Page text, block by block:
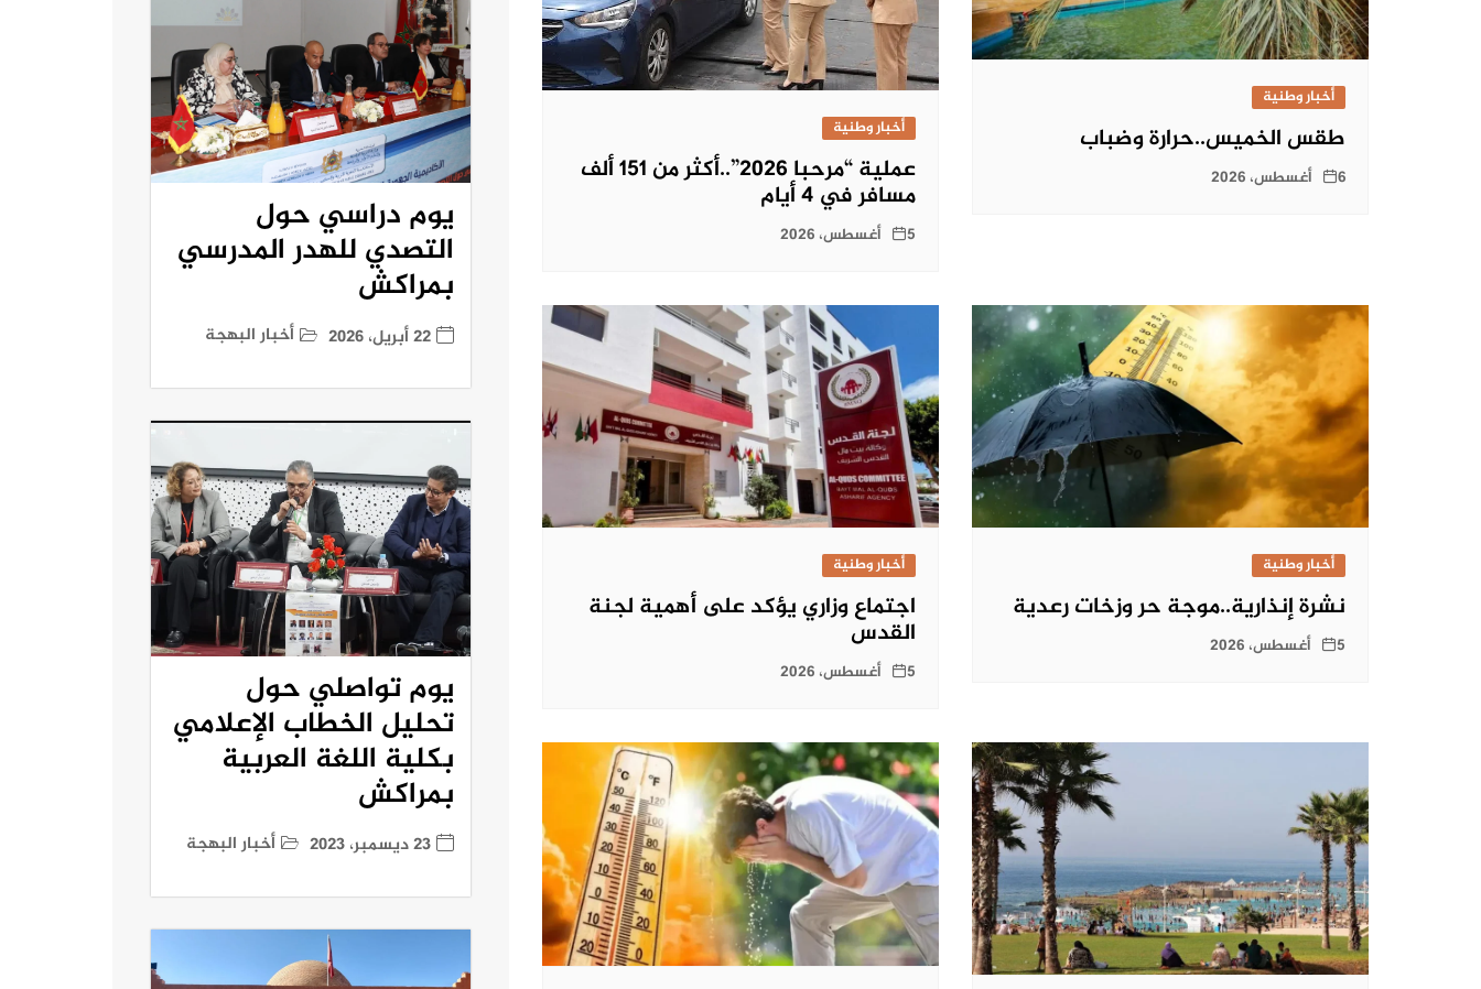
أخبار وطنية
طقس الخميس..حرارة وضباب
6 أغسطس، 2026
أخبار وطنية
عملية “مرحبا 2026”..أكثر من 151 ألف
مسافر في 4 أيام
5 أغسطس، 2026
أخبار وطنية
نشرة إنذارية..موجة حر وزخات رعدية
5 أغسطس، 2026
أخبار وطنية
اجتماع وزاري يؤكد على أهمية لجنة
القدس
5 أغسطس، 2026
يوم دراسي حول
التصدي للهدر المدرسي
بمراكش
22 أبريل، 2026 أخبار البهجة
يوم تواصلي حول
تحليل الخطاب الإعلامي
بكلية اللغة العربية
بمراكش
23 ديسمبر، 2023 أخبار البهجة